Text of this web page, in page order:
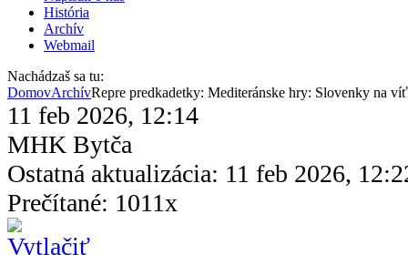
História
Archív
Webmail
Nachádzaš sa tu:
DomovArchívRepre predkadetky: Mediteránske hry: Slovenky na
11 feb 2026, 12:14
MHK Bytča
Ostatná aktualizácia: 11 feb 2026,
Prečítané: 1011x